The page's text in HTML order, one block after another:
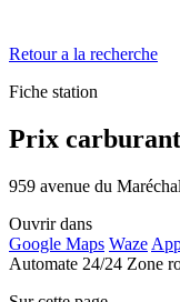
Retour a la recherche
Fiche station
Prix
959 avenue du
Ouvrir dans
Google Maps Waze
Automate 24/24 Zone